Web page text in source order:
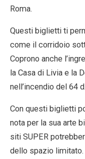
Roma.
Questi biglietti ti
come il corridoio
Coprono anche
la Casa di Livia e la
nell’incendio del 64
Con questi biglietti
nota per la sua arte
siti SUPER
dello spazio